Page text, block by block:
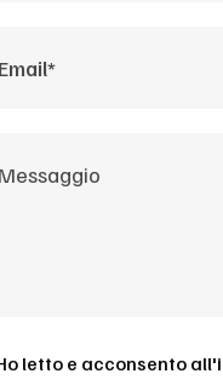
letto e acconsento all'